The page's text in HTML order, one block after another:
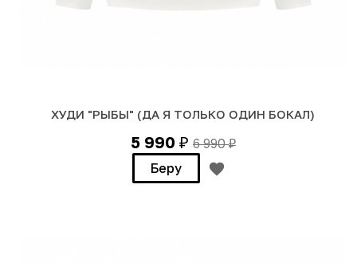
ХУДИ "РЫБЫ" (ДА Я ТОЛЬКО ОДИН БОКАЛ)
5 990 ₽ 6 990₽
Беру